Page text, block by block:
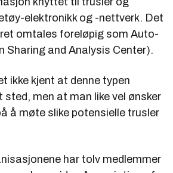
elektronikk og -nettverk. Det
omtales foreløpig som Auto-
Sharing and Analysis Center).
ikke kjent at denne typen
sted, men at man like vel ønsker
å møte slike potensielle trusler
har tolv medlemmer